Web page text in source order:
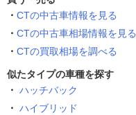
CTの中古車情報を見る
CTの中古車相場情報を見る
CTの買取相場を調べる
似たタイプの車種を探す
ハッチバック
ハイブリッド